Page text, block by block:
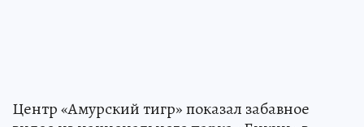
Центр «Амурский тигр» показал забавное